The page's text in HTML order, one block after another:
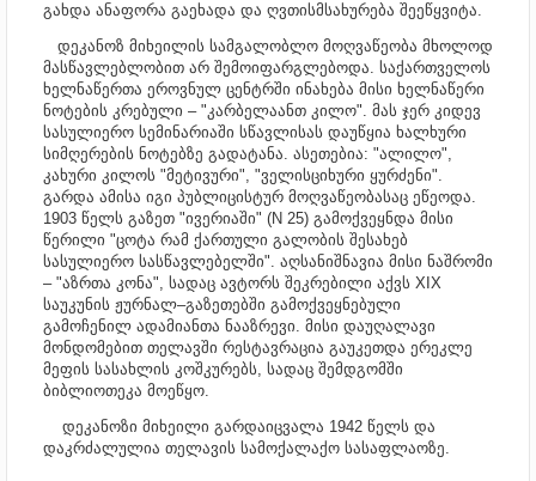
გახდა ანაფორა გაეხადა და ღვთისმსახურება შეეწყვიტა.
დეკანოზ მიხეილის სამგალობლო მოღვაწეობა მხოლოდ
მასწავლებლობით არ შემოიფარგლებოდა. საქართველოს
ხელნაწერთა ეროვნულ ცენტრში ინახება მისი ხელნაწერი
ნოტების კრებული – "კარბელაანთ კილო". მას ჯერ კიდევ
სასულიერო სემინარიაში სწავლისას დაუწყია ხალხური
სიმღერების ნოტებზე გადატანა. ასეთებია: "ალილო",
კახური კილოს "მეტივური", "ველისციხური ყურძენი".
გარდა ამისა იგი პუბლიცისტურ მოღვაწეობასაც ეწეოდა.
1903 წელს გაზეთ "ივერიაში" (N 25) გამოქვეყნდა მისი
წერილი "ცოტა რამ ქართული გალობის შესახებ
სასულიერო სასწავლებელში". აღსანიშნავია მისი ნაშრომი
– "აზრთა კონა", სადაც ავტორს შეკრებილი აქვს XIX
საუკუნის ჟურნალ–გაზეთებში გამოქვეყნებული
გამოჩენილ ადამიანთა ნააზრევი. მისი დაუღალავი
მონდომებით თელავში რესტავრაცია გაუკეთდა ერეკლე
მეფის სასახლის კოშკურებს, სადაც შემდგომში
ბიბლიოთეკა მოეწყო.
დეკანოზი მიხეილი გარდაიცვალა 1942 წელს და
დაკრძალულია თელავის სამოქალაქო სასაფლაოზე.